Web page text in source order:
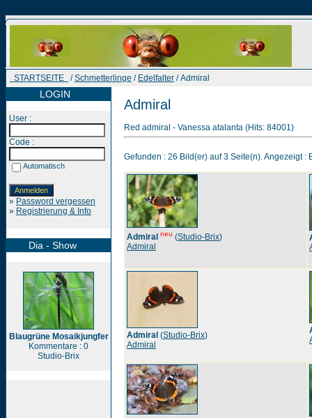
STARTSEITE /Schmetterlinge / Edelfalter / Admiral
LOGIN
User :
Code :
Automatisch
» Password vergessen
» Registrierung & Info
Dia - Show
Blaugrüne Mosaikjungfer
Kommentare : 0
Studio-Brix
Admiral
Red admiral - Vanessa atalanta (Hits: 84001)
Gefunden : 26 Bild(er) auf 3 Seite(n). Angezeigt :
Admiral neu (Studio-Brix)
Admiral
Admiral (Studio-Brix)
Admiral